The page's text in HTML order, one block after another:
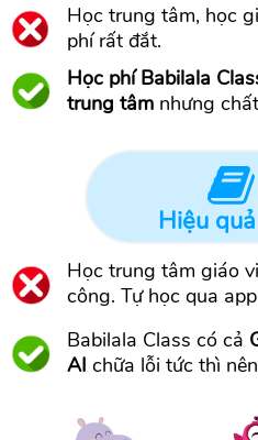
Học trung tâm, học
phí rất đắt.
Học phí Babilala
trung tâm nhưng
Hiệu
Học trung tâm giáo
công. Tự học qua
Babilala Class có cả
AI chữa lỗi tức thì